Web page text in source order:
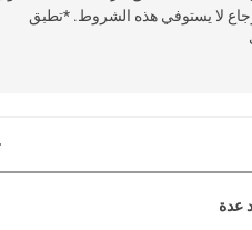
لا يستوفي هذه الشروط. *تطبق
عدة